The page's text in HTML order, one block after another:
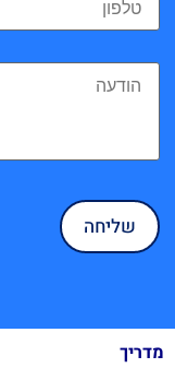
מדריך